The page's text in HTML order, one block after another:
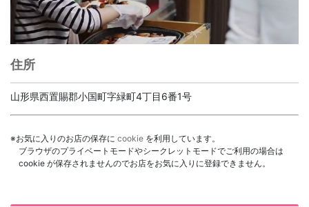
住所
山形県西置賜郡小国町字緑町4丁目6番1号
※お気に入りのお店の保存に cookie を利用しています。
ブラウザのプライベートモードやシークレットモードでご利用の場合は
cookie が保存されませんのでお店をお気に入りに登録できません。